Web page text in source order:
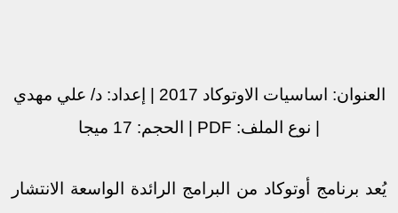
العنوان: اساسيات الاوتوكاد 2017 | إعداد: د/ علي مهدي
| نوع الملف: PDF | الحجم: 17 ميجا
يُعد برنامج أوتوكاد من البرامج الرائدة الواسعة الانتشار